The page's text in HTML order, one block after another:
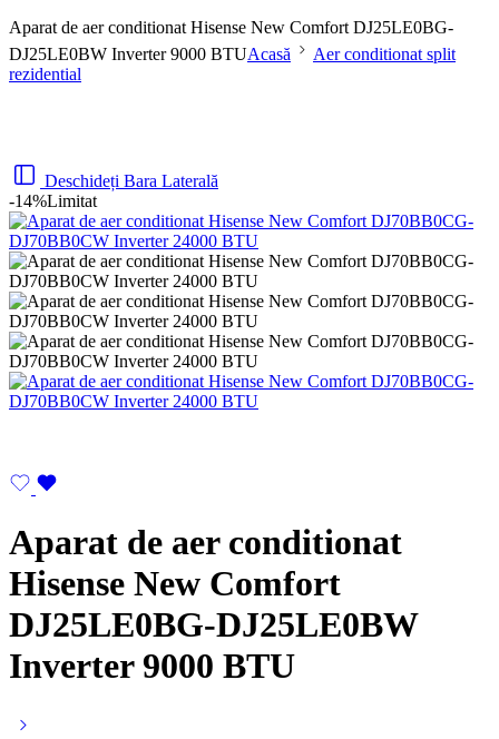
Aparat de aer conditionat Hisense New Comfort DJ25LE0BG-
DJ25LE0BW Inverter 9000 BTUAcasă
Aer conditionat split
rezidential
Deschideți Bara Laterală
-14%Limitat
Aparat de aer conditionat
Hisense New Comfort
DJ25LE0BG-DJ25LE0BW
Inverter 9000 BTU